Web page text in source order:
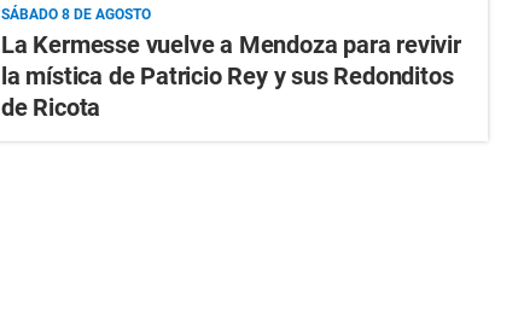
SÁBADO 8 DE AGOSTO
La Kermesse vuelve a Mendoza para revivir
la mística de Patricio Rey y sus Redonditos
de Ricota